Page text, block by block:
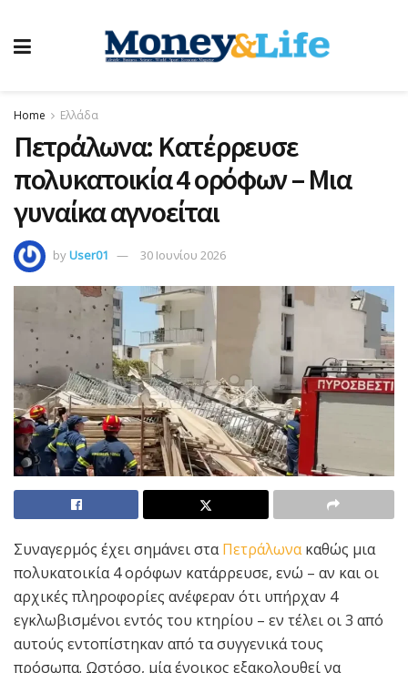
Home Ελλάδα
Πετράλωνα: Κατέρρευσε
πολυκατοικία 4 ορόφων – Μια
γυναίκα αγνοείται
byUser01 30 Ιουνίου 2026
Συναγερμός έχει σημάνει σταΠετράλωνακαθώς μια
πολυκατοικία 4 ορόφων κατάρρευσε, ενώ – αν και οι
αρχικές πληροφορίες ανέφεραν ότι υπήρχαν 4
εγκλωβισμένοι εντός του κτηρίου – εν τέλει οι 3 από
αυτούς εντοπίστηκαν από τα συγγενικά τους
πρόσωπα. Ωστόσο, μία ένοικος εξακολουθεί να